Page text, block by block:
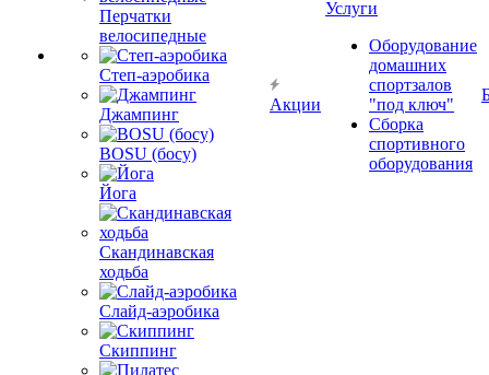
Перчатки
велосипедные
Степ-аэробика
Джампинг
BOSU (босу)
Йога
Скандинавская
ходьба
Слайд-аэробика
Скиппинг
Акции
Услуги
Оборудование
домашних
спортзалов
"под ключ"
Сборка
спортивного
оборудования